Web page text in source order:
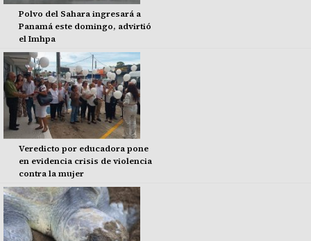
Polvo del Sahara ingresará a
Panamá este domingo, advirtió
el Imhpa
Veredicto por educadora pone
en evidencia crisis de violencia
contra la mujer